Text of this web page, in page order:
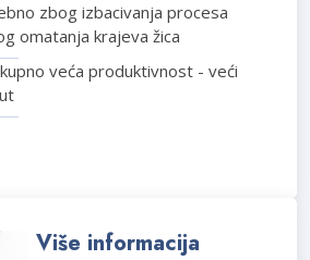
zbog izbacivanja procesa
omatanja krajeva žica
veća produktivnost - veći
Više informacija